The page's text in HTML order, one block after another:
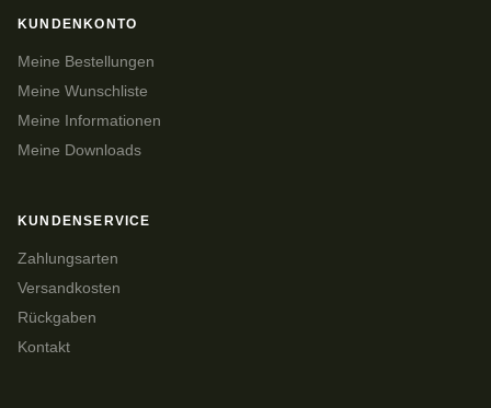
KUNDENKONTO
Meine Bestellungen
Meine Wunschliste
Meine Informationen
Meine Downloads
KUNDENSERVICE
Zahlungsarten
Versandkosten
Rückgaben
Kontakt